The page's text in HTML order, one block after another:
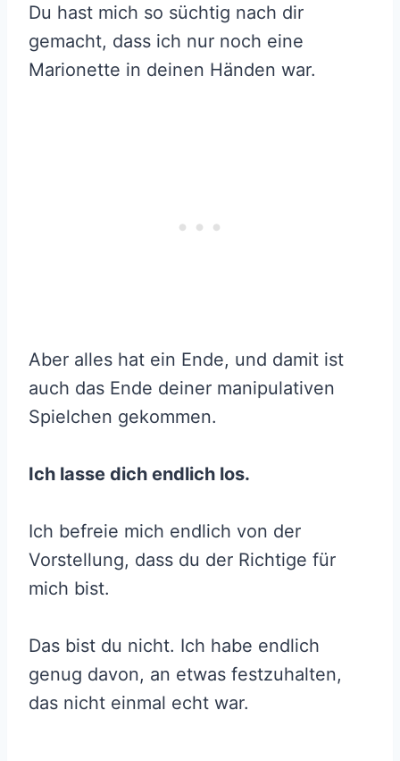
Du hast mich so süchtig nach dir
gemacht, dass ich nur noch eine
Marionette in deinen Händen war.
Aber alles hat ein Ende, und damit ist
auch das Ende deiner manipulativen
Spielchen gekommen.
Ich lasse dich endlich los.
Ich befreie mich endlich von der
Vorstellung, dass du der Richtige für
mich bist.
Das bist du nicht. Ich habe endlich
genug davon, an etwas festzuhalten,
das nicht einmal echt war.